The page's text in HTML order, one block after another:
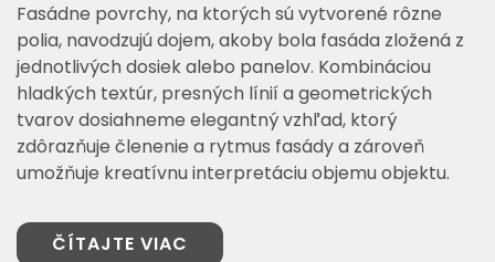
Fasádne povrchy, na ktorých sú vytvorené rôzne
polia, navodzujú dojem, akoby bola fasáda zložená z
jednotlivých dosiek alebo panelov. Kombináciou
hladkých textúr, presných línií a geometrických
tvarov dosiahneme elegantný vzhľad, ktorý
zdôrazňuje členenie a rytmus fasády a zároveň
umožňuje kreatívnu interpretáciu objemu objektu.
ČÍTAJTE VIAC